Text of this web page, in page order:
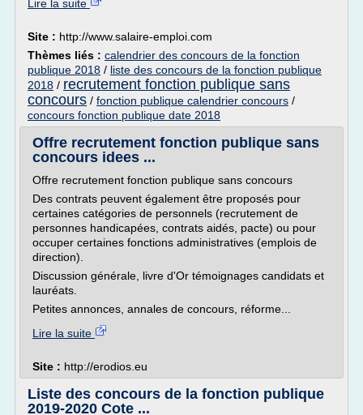
Lire la suite
Site : http://www.salaire-emploi.com
Thèmes liés : calendrier des concours de la fonction
publique 2018 / liste des concours de la fonction publique
2018 / recrutement fonction publique sans
concours / fonction publique calendrier concours /
concours fonction publique date 2018
Offre recrutement fonction publique sans
concours idees ...
Offre recrutement fonction publique sans concours
Des contrats peuvent également être proposés pour
certaines catégories de personnels (recrutement de
personnes handicapées, contrats aidés, pacte) ou pour
occuper certaines fonctions administratives (emplois de
direction).
Discussion générale, livre d'Or témoignages candidats et
lauréats.
Petites annonces, annales de concours, réforme...
Lire la suite
Site : http://erodios.eu
Liste des concours de la fonction publique
2019-2020 Cote ...